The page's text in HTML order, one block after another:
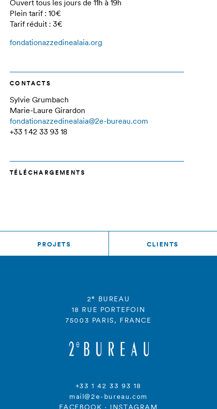
Ouvert tous les jours de 11h à 19h
Plein tarif : 10€
Tarif réduit : 3€
fondationazzedinealaia.org
CONTACTS
Sylvie Grumbach
Marie-Laure Girardon
fondationazzedinealaia@2e-bureau.com
+33 1 42 33 93 18
TÉLÉCHARGEMENTS
PROJETS CLIENTS
2e
BUREAU
18 RUE PORTEFOIN
75003 PARIS, FRANCE
+33 1 42 33 93 18
mail@2e-bureau.com
FACEBOOK · INSTAGRAM